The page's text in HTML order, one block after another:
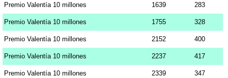
Premio Valentía 10 millones 1639 283
Premio Valentía 10 millones 1755 328
Premio Valentía 10 millones 2152 400
Premio Valentía 10 millones 2237 417
Premio Valentía 10 millones 2339 347